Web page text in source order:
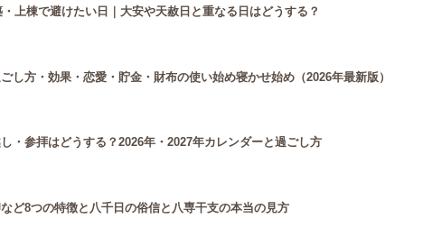
上棟で避けたい日｜大安や天赦日と重なる日はどうする？
し方・効果・恋愛・貯金・財布の使い始め寝かせ始め（2026年最新版）
・参拝はどうする？2026年・2027年カレンダーと過ごし方
ど8つの特徴と八千日の俗信と八専干支の本当の見方